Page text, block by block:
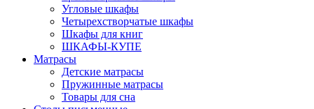
Угловые шкафы
Четырехстворчатые шкафы
Шкафы для книг
ШКАФЫ-КУПЕ
Матрасы
Детские матрасы
Пружинные матрасы
Товары для сна